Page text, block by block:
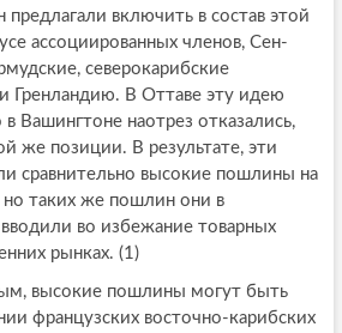
предлагали включить в состав этой
ассоциированных членов, Сен-
северокарибские
Гренландию. В Оттаве эту идею
Вашингтоне наотрез отказались,
же позиции. В результате, эти
сравнительно высокие пошлины на
но таких же пошлин они в
во избежание товарных
рынках. (1)
высокие пошлины могут быть
французских восточно-карибских